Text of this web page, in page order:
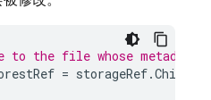
to the file whose metadata
= storageRef.Child